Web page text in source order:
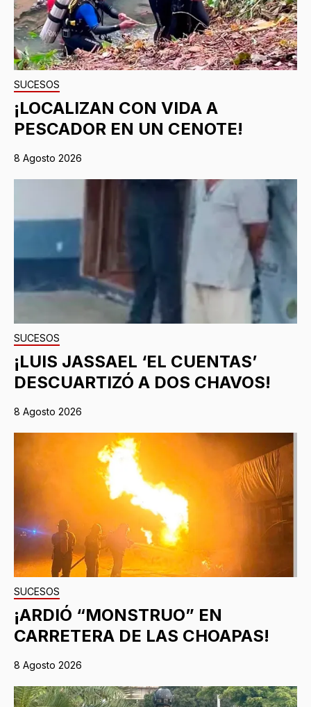
SUCESOS
¡LOCALIZAN CON VIDA A
PESCADOR EN UN CENOTE!
8 Agosto 2026
SUCESOS
¡LUIS JASSAEL ‘EL CUENTAS’
DESCUARTIZÓ A DOS CHAVOS!
8 Agosto 2026
SUCESOS
¡ARDIÓ “MONSTRUO” EN
CARRETERA DE LAS CHOAPAS!
8 Agosto 2026